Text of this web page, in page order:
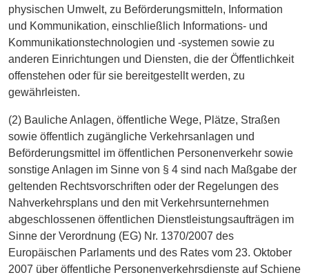
physischen Umwelt, zu Beförderungsmitteln, Information
und Kommunikation, einschließlich Informations- und
Kommunikationstechnologien und -systemen sowie zu
anderen Einrichtungen und Diensten, die der Öffentlichkeit
offenstehen oder für sie bereitgestellt werden, zu
gewährleisten.
(2) Bauliche Anlagen, öffentliche Wege, Plätze, Straßen
sowie öffentlich zugängliche Verkehrsanlagen und
Beförderungsmittel im öffentlichen Personenverkehr sowie
sonstige Anlagen im Sinne von § 4 sind nach Maßgabe der
geltenden Rechtsvorschriften oder der Regelungen des
Nahverkehrsplans und den mit Verkehrsunternehmen
abgeschlossenen öffentlichen Dienstleistungsaufträgen im
Sinne der Verordnung (EG) Nr. 1370/2007 des
Europäischen Parlaments und des Rates vom 23. Oktober
2007 über öffentliche Personenverkehrsdienste auf Schiene